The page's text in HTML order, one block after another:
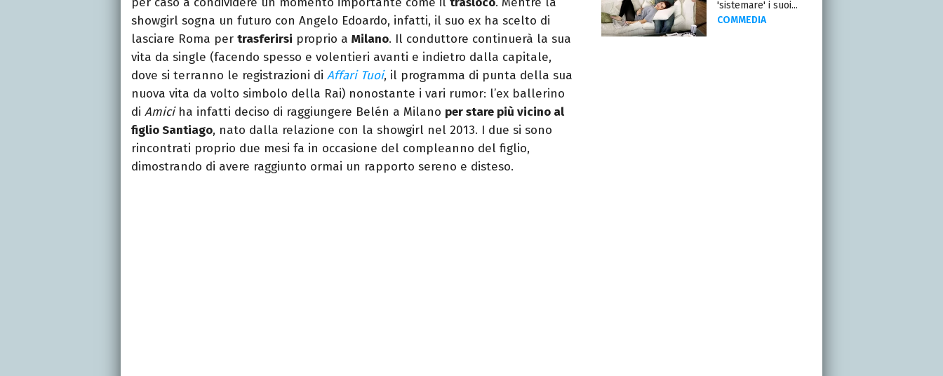
showgirl sogna un futuro con Angelo Edoardo, infatti, il suo ex ha scelto di
lasciare Roma per trasferirsi proprio a Milano. Il conduttore continuerà la sua
vita da single (facendo spesso e volentieri avanti e indietro dalla capitale,
dove si terranno le registrazioni di Affari Tuoi, il programma di punta della sua
nuova vita da volto simbolo della Rai) nonostante i vari rumor: l’ex ballerino
di Amiciha infatti deciso di raggiungere Belén a Milano per stare più vicino al
figlio Santiago, nato dalla relazione con la showgirl nel 2013. I due si sono
rincontrati proprio due mesi fa in occasione del compleanno del figlio,
dimostrando di avere raggiunto ormai un rapporto sereno e disteso.
'sistemare' i suoi...
COMMEDIA